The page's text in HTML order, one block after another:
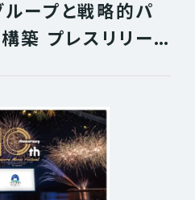
ープと戦略的パ
築 プレスリリー